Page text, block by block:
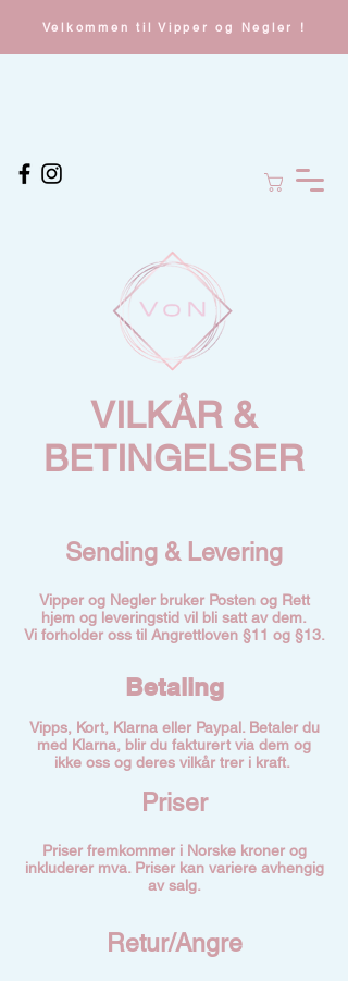
Velkommen til Vipper og Negler !
VILKÅR &
BETINGELSER
Sending & Levering
Vipper og Negler bruker Posten og Rett
hjem og leveringstid vil bli satt av dem.
Vi forholder oss til Angrettloven §11 og §13.
Betaling
Vipps, Kort, Klarna eller Paypal. Betaler du
med Klarna, blir du fakturert via dem og
ikke oss og deres vilkår trer i kraft.
Priser
Priser fremkommer i Norske kroner og
inkluderer mva. Priser kan variere avhengig
av salg.
Retur/Angre